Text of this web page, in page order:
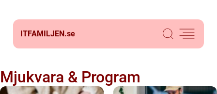
ITFAMILJEN.se
Mjukvara & Program